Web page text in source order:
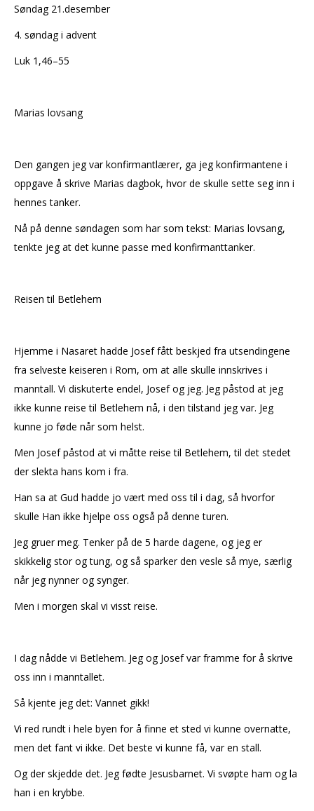
Søndag 21.desember
4. søndag i advent
Luk 1,46–55
Marias lovsang
Den gangen jeg var konfirmantlærer, ga jeg konfirmantene i
oppgave å skrive Marias dagbok, hvor de skulle sette seg inn i
hennes tanker.
Nå på denne søndagen som har som tekst: Marias lovsang,
tenkte jeg at det kunne passe med konfirmanttanker.
Reisen til Betlehem
Hjemme i Nasaret hadde Josef fått beskjed fra utsendingene
fra selveste keiseren i Rom, om at alle skulle innskrives i
manntall. Vi diskuterte endel, Josef og jeg. Jeg påstod at jeg
ikke kunne reise til Betlehem nå, i den tilstand jeg var. Jeg
kunne jo føde når som helst.
Men Josef påstod at vi måtte reise til Betlehem, til det stedet
der slekta hans kom i fra.
Han sa at Gud hadde jo vært med oss til i dag, så hvorfor
skulle Han ikke hjelpe oss også på denne turen.
Jeg gruer meg. Tenker på de 5 harde dagene, og jeg er
skikkelig stor og tung, og så sparker den vesle så mye, særlig
når jeg nynner og synger.
Men i morgen skal vi visst reise.
I dag nådde vi Betlehem. Jeg og Josef var framme for å skrive
oss inn i manntallet.
Så kjente jeg det: Vannet gikk!
Vi red rundt i hele byen for å finne et sted vi kunne overnatte,
men det fant vi ikke. Det beste vi kunne få, var en stall.
Og der skjedde det. Jeg fødte Jesusbarnet. Vi svøpte ham og la
han i en krybbe.